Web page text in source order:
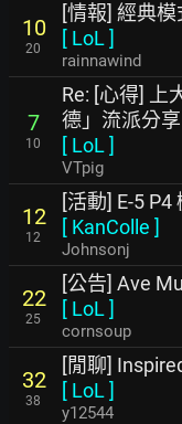
10
20
[情報] 經典
[ LoL ]
rainnawind
7
10
Re: [心得] 上
德」流派分享
[ LoL ]
VTpig
12
12
[活動] E-5
[ KanColle ]
Johnsonj
22
25
[公告] Ave
[ LoL ]
cornsoup
32
38
[閒聊]
[ LoL ]
y12544